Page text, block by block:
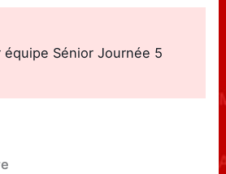
équipe Sénior Journée 5